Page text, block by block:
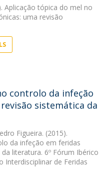
Aplicação tópica do mel no
uma revisão
controlo da infeção
sistemática da
Figueira. (2015).
da infeção em feridas
literatura. 6º Fórum Ibérico
Interdisciplinar de Feridas